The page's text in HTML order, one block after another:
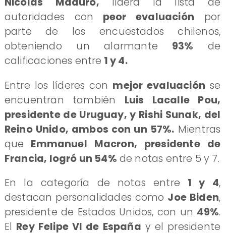
autoridades con peor evaluación por
parte de los encuestados chilenos,
obteniendo un alarmante 93% de
calificaciones entre 1 y 4.
​Entre los líderes con mejor evaluación se
encuentran también Luis Lacalle Pou,
presidente de Uruguay, y Rishi Sunak, del
Reino Unido, ambos con un 57%. Mientras
que Emmanuel Macron, presidente de
Francia, logró un 54% de notas entre 5 y 7.
​En la categoría de notas entre 1 y 4,
destacan personalidades como Joe Biden,
presidente de Estados Unidos, con un 49%.
El Rey Felipe VI de España y el presidente